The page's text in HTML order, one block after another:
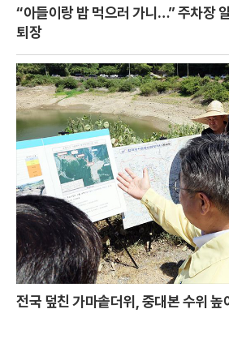
“아들이랑 밥 먹으러 가니…” 주차장
퇴장
전국 덮친 가마솥더위, 중대본 수위 높